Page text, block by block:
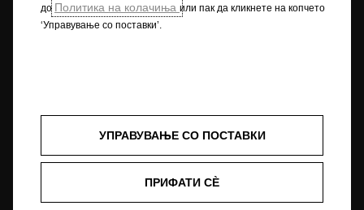
државен орган.
Вредностите не ги земаат предвид возењето и условите при
форматот на гумите. За повеќе информации за официјалните
вредности на потрошувачката на гориво и емисијата на CO2, ве
до Политика на колачиња или пак да кликнете на копчето
‘Управување со поставки’.
УПРАВУВАЊЕ СО ПОСТАВКИ
ПРИФАТИ СÈ